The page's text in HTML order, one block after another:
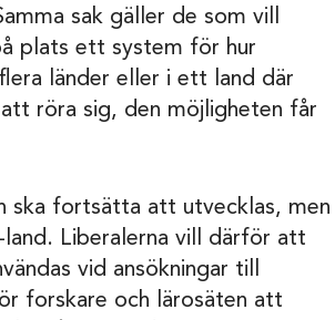
sak gäller de som vill
plats ett system för hur
länder eller i ett land där
röra sig, den möjligheten får
ska fortsätta att utvecklas, men
Liberalerna vill därför att
vid ansökningar till
forskare och lärosäten att